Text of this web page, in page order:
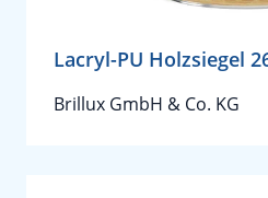
Lacryl-PU Holzsiegel
Brillux GmbH & Co. KG